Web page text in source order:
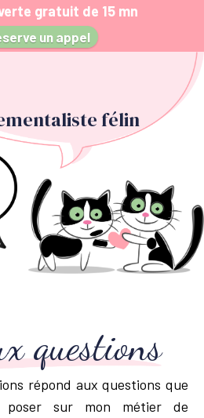
gratuit de 15 mn
un appel
félin
questions
répond aux questions que
poser sur mon métier de